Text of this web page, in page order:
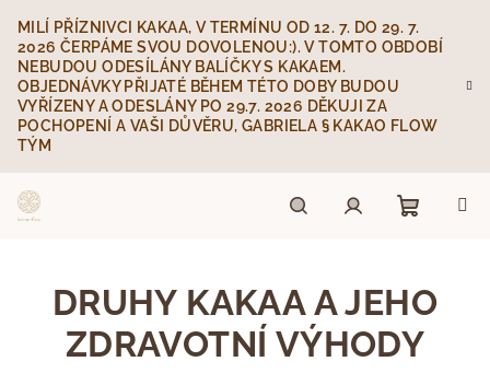
obsah
MILÍ PŘÍZNIVCI KAKAA, V TERMÍNU OD 12. 7. DO 29. 7.
2026 ČERPÁME SVOU DOVOLENOU:). V TOMTO OBDOBÍ
NEBUDOU ODESÍLÁNY BALÍČKY S KAKAEM.
OBJEDNÁVKY PŘIJATÉ BĚHEM TÉTO DOBY BUDOU
VYŘÍZENY A ODESLÁNY PO 29.7. 2026 DĚKUJI ZA
POCHOPENÍ A VAŠI DŮVĚRU, GABRIELA § KAKAO FLOW
TÝM
košík
DRUHY KAKAA A JEHO
ZDRAVOTNÍ VÝHODY